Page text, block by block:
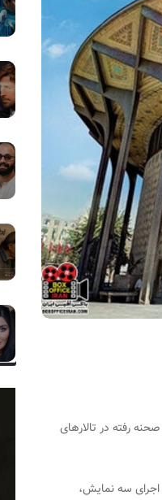
رفته در تالارهای
اجرای سه نمایش،